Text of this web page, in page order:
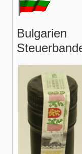
Bulgarien